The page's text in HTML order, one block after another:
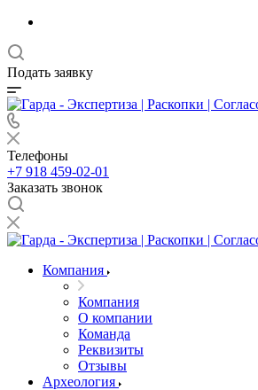
Подать заявку
Телефоны
+7 918 459-02-01
Заказать звонок
Компания
Компания
О компании
Команда
Реквизиты
Отзывы
Археология